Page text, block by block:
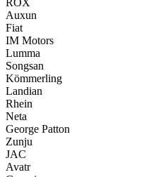
ROX
Auxun
Fiat
IM Motors
Lumma
Songsan
Kömmerling
Landian
Rhein
Neta
George Patton
Zunju
JAC
Avatr